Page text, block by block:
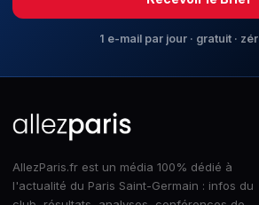
1 e-mail par jour · gratuit ·
AllezParis.fr est un média 100% dédié à
l'actualité du Paris Saint-Germain : infos du